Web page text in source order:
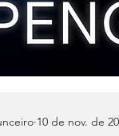
10 de nov. de